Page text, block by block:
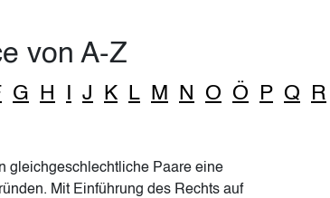
von A-Z
G H J K L M N O Ö P Q R
gleichgeschlechtliche Paare eine
Mit Einführung des Rechts auf